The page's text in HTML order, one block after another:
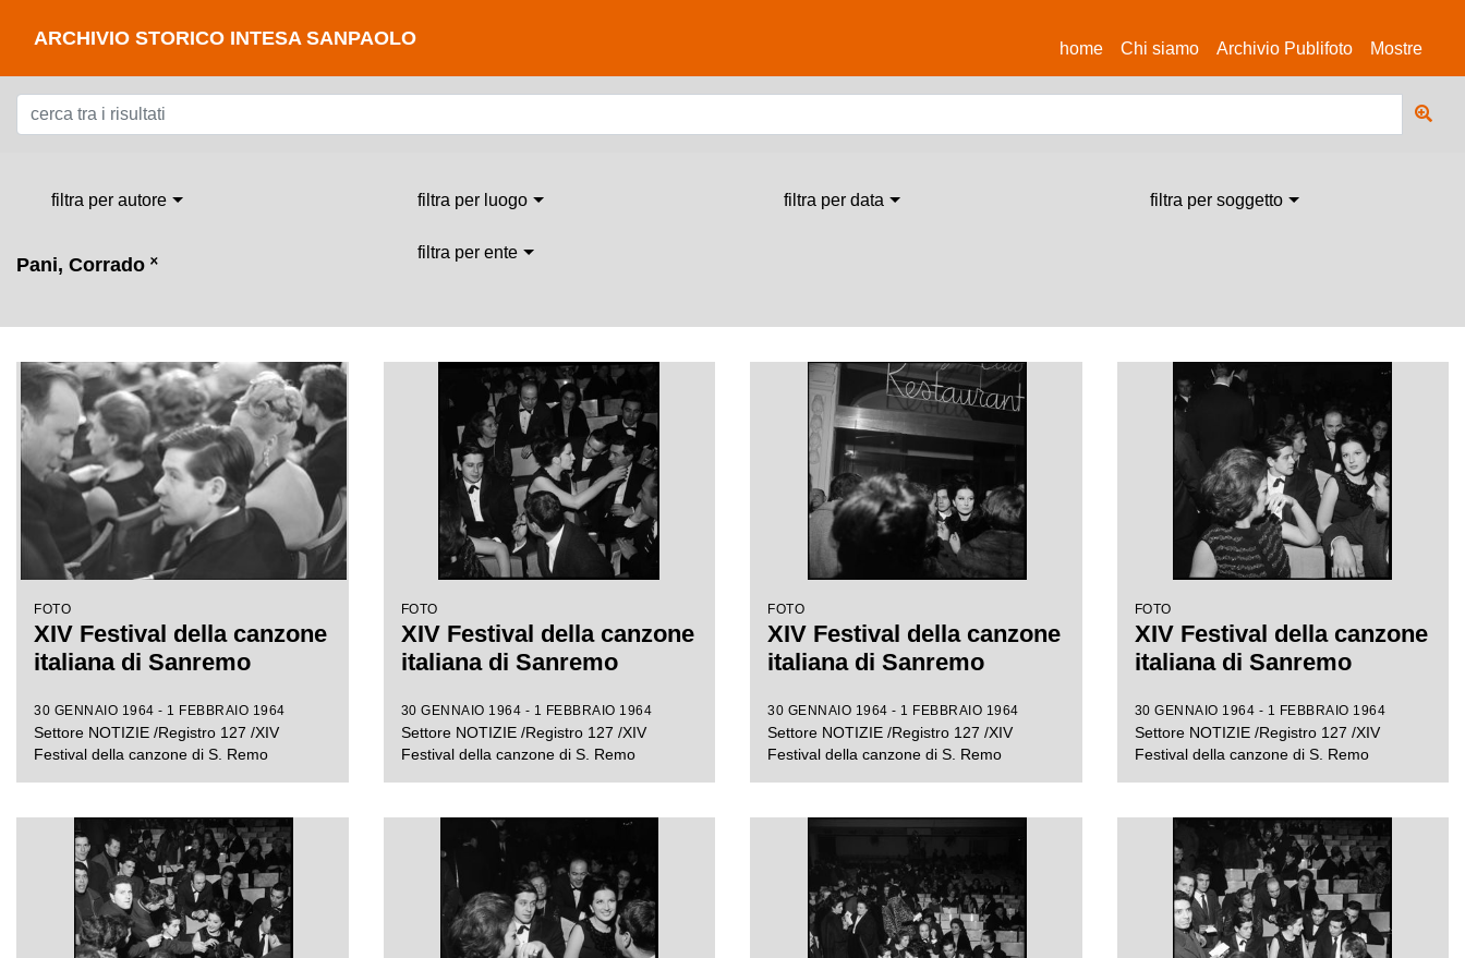
ARCHIVIO STORICO INTESA SANPAOLO home(current)
Chi siamo Archivio Publifoto Mostre
filtra per autore filtra per luogo filtra per data filtra per soggetto
Pani, Corrado ˟
filtra per ente
FOTO
XIV Festival della canzone
italiana di Sanremo
30 GENNAIO 1964 - 1 FEBBRAIO 1964
Settore NOTIZIE /Registro 127 /XIV
Festival della canzone di S. Remo
FOTO
XIV Festival della canzone
italiana di Sanremo
30 GENNAIO 1964 - 1 FEBBRAIO 1964
Settore NOTIZIE /Registro 127 /XIV
Festival della canzone di S. Remo
FOTO
XIV Festival della canzone
italiana di Sanremo
30 GENNAIO 1964 - 1 FEBBRAIO 1964
Settore NOTIZIE /Registro 127 /XIV
Festival della canzone di S. Remo
FOTO
XIV Festival della canzone
italiana di Sanremo
30 GENNAIO 1964 - 1 FEBBRAIO 1964
Settore NOTIZIE /Registro 127 /XIV
Festival della canzone di S. Remo